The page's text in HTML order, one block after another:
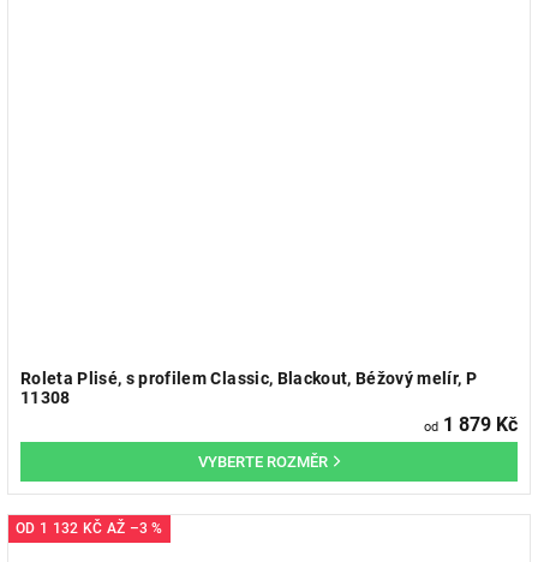
Roleta Plisé, s profilem Classic, Blackout, Béžový melír, P
11308
od 1 879 Kč
OD 1 132 KČ AŽ –3 %